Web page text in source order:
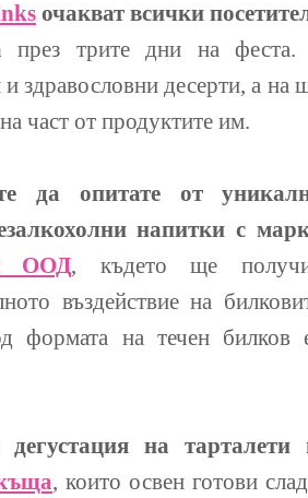
очакват всички
през трите дни на феста.
здравословни десерти, а на
част от продуктите им.
да опитате от
напитки с
ООД, където ще
въздействие на
формата на течен билков
дегустация на
, които освен готови